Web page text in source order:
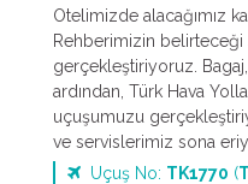
Otelimizde alacağımız
Rehberimizin belirteceği
gerçekleştiriyoruz.
ardından, Türk Hava
uçuşumuzu
ve servislerimiz sona
Uçuş No: TK1770 (